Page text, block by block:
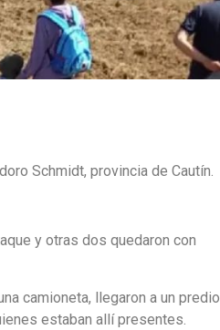
Schmidt, provincia de Cautín.
y otras dos quedaron con
camioneta, llegaron a un predio
estaban allí presentes.